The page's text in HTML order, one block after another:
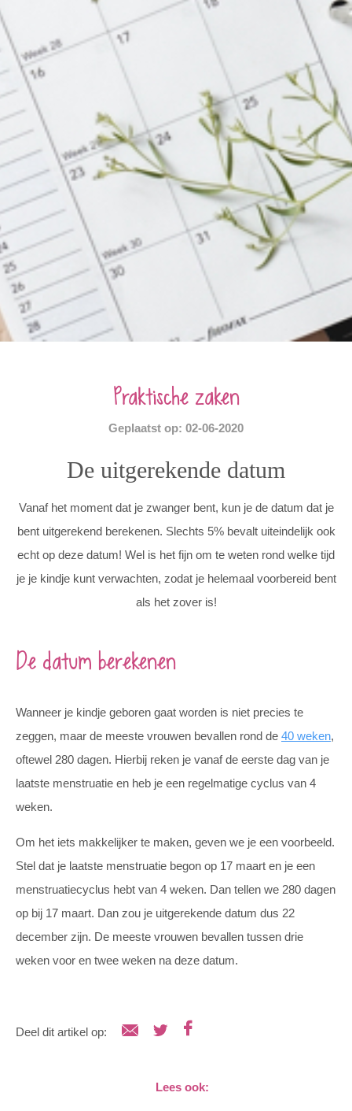
Praktische zaken
Geplaatst op: 02-06-2020
De uitgerekende datum
Vanaf het moment dat je zwanger bent, kun je de datum dat je
bent uitgerekend berekenen. Slechts 5% bevalt uiteindelijk ook
echt op deze datum! Wel is het fijn om te weten rond welke tijd
je je kindje kunt verwachten, zodat je helemaal voorbereid bent
als het zover is!
De datum berekenen
Wanneer je kindje geboren gaat worden is niet precies te
zeggen, maar de meeste vrouwen bevallen rond de 40 weken,
oftewel 280 dagen. Hierbij reken je vanaf de eerste dag van je
laatste menstruatie en heb je een regelmatige cyclus van 4
weken.
Om het iets makkelijker te maken, geven we je een voorbeeld.
Stel dat je laatste menstruatie begon op 17 maart en je een
menstruatiecyclus hebt van 4 weken. Dan tellen we 280 dagen
op bij 17 maart. Dan zou je uitgerekende datum dus 22
december zijn. De meeste vrouwen bevallen tussen drie
weken voor en twee weken na deze datum.
Deel dit artikel op:
Lees ook: